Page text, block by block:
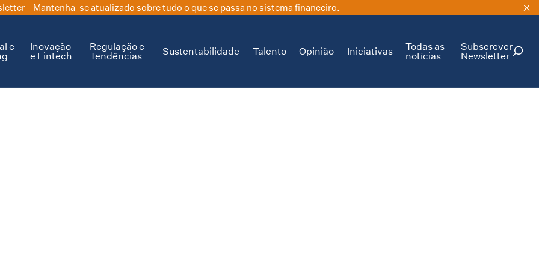
- Mantenha-se atualizado sobre tudo o que se passa no sistema financeiro.
e
Inovação
e Fintech
Regulação e
Tendências
Sustentabilidade Talento Opinião Iniciativas
Todas as
notícias
Subscrever
Newsletter